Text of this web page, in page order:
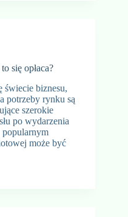
się opłaca?
świecie biznesu,
potrzeby rynku są
szerokie
po wydarzenia
popularnym
może być